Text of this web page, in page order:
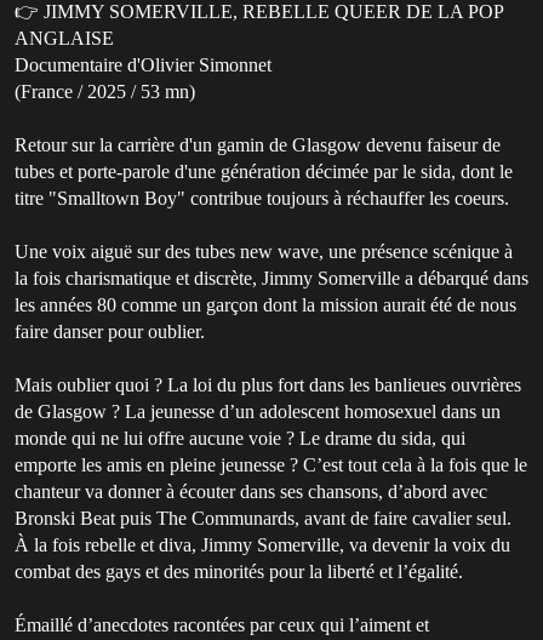
👉 JIMMY SOMERVILLE, REBELLE QUEER DE LA POP
ANGLAISE
Documentaire d'Olivier Simonnet
(France / 2025 / 53 mn)
Retour sur la carrière d'un gamin de Glasgow devenu faiseur de
tubes et porte-parole d'une génération décimée par le sida, dont le
titre "Smalltown Boy" contribue toujours à réchauffer les coeurs.
Une voix aiguë sur des tubes new wave, une présence scénique à
la fois charismatique et discrète, Jimmy Somerville a débarqué dans
les années 80 comme un garçon dont la mission aurait été de nous
faire danser pour oublier.
Mais oublier quoi ? La loi du plus fort dans les banlieues ouvrières
de Glasgow ? La jeunesse d’un adolescent homosexuel dans un
monde qui ne lui offre aucune voie ? Le drame du sida, qui
emporte les amis en pleine jeunesse ? C’est tout cela à la fois que le
chanteur va donner à écouter dans ses chansons, d’abord avec
Bronski Beat puis The Communards, avant de faire cavalier seul.
À la fois rebelle et diva, Jimmy Somerville, va devenir la voix du
combat des gays et des minorités pour la liberté et l’égalité.
Émaillé d’anecdotes racontées par ceux qui l’aiment et